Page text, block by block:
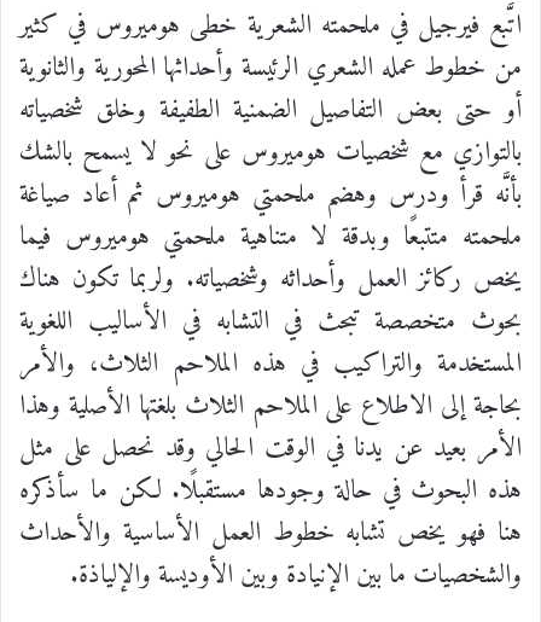
اتَّبع فيرجيل في ملحمته الشعرية خطى هوميروس في كثير
من خطوط عمله الشعري الرئيسة وأحداثها المحورية والثانوية
أو حتى بعض التفاصيل الضمنية الطفيفة وخلق شخصياته
بالتوازي مع شخصيات هوميروس على نحو لا يسمح بالشك
بأنَّه قرأ ودرس وهضم ملحمتي هوميروس ثم أعاد صياغة
ملحمته متتبعًا وبدقة لا متناهية ملحمتي هوميروس فيما
يخص ركائز العمل وأحداثه وشخصياته. ولربما تكون هناك
بحوث متخصصة تبحث في التشابه في الأساليب اللغوية
المستخدمة والتراكيب في هذه الملاحم الثلاث، والأمر
بحاجة إلى الاطلاع على الملاحم الثلاث بلغتها الأصلية وهذا
الأمر بعيد عن يدنا في الوقت الحالي وقد نحصل على مثل
هذه البحوث في حالة وجودها مستقبلًا. لكن ما سأذكره
هنا فهو يخص تشابه خطوط العمل الأساسية والأحداث
والشخصيات ما بين الإنيادة وبين الأوديسة والإلياذة.